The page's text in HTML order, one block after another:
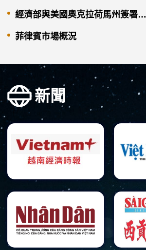
經濟部與美國奧克拉荷馬州簽署合
菲律賓市場概況
新聞